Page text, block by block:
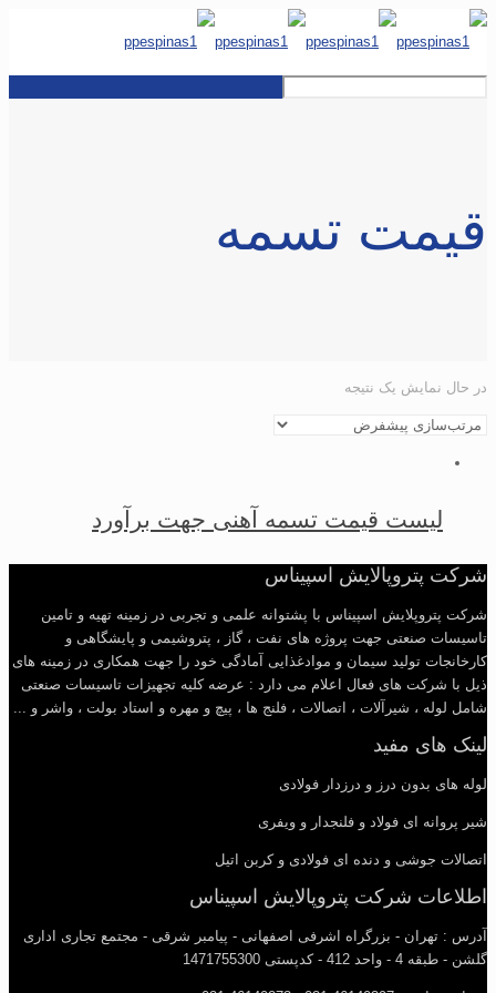
قیمت تسمه
در حال نمایش یک نتیجه
لیست قیمت تسمه آهنی جهت برآورد
شرکت پتروپالایش اسپیناس
شرکت پتروپلایش اسپیناس با پشتوانه علمی و تجربی در زمینه تهیه و تامین
تاسیسات صنعتی جهت پروژه های نفت ، گاز ، پتروشیمی و پایشگاهی و
کارخانجات تولید سیمان و موادغذایی آمادگی خود را جهت همکاری در زمینه های
ذیل با شرکت های فعال اعلام می دارد : عرضه کلیه تجهیزات تاسیسات صنعتی
شامل لوله ، شیرآلات ، اتصالات ، فلنج ها ، پیچ و مهره و استاد بولت ، واشر و ...
لینک های مفید
لوله های بدون درز و درزدار فولادی
شیر پروانه ای فولاد و فلنجدار و ویفری
اتصالات جوشی و دنده ای فولادی و کربن اتیل
اطلاعات شرکت پتروپالایش اسپیناس
آدرس : تهران - بزرگراه اشرفی اصفهانی - پیامبر شرقی - مجتمع تجاری اداری
گلشن - طبقه 4 - واحد 412 - کدپستی 1471755300